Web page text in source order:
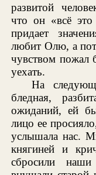
развитой
что он «всё
придает
любит Олю, а
чувством пожал
уехать.
На
бледная,
ожиданий, ей
лицо ее
услышала нас.
княгиней и
сбросили